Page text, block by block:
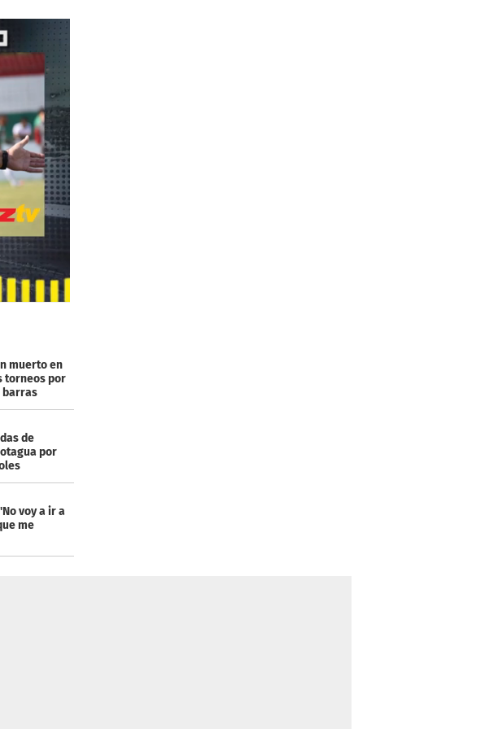
muerto en
torneos por
barras
de
por
voy a ir a
me